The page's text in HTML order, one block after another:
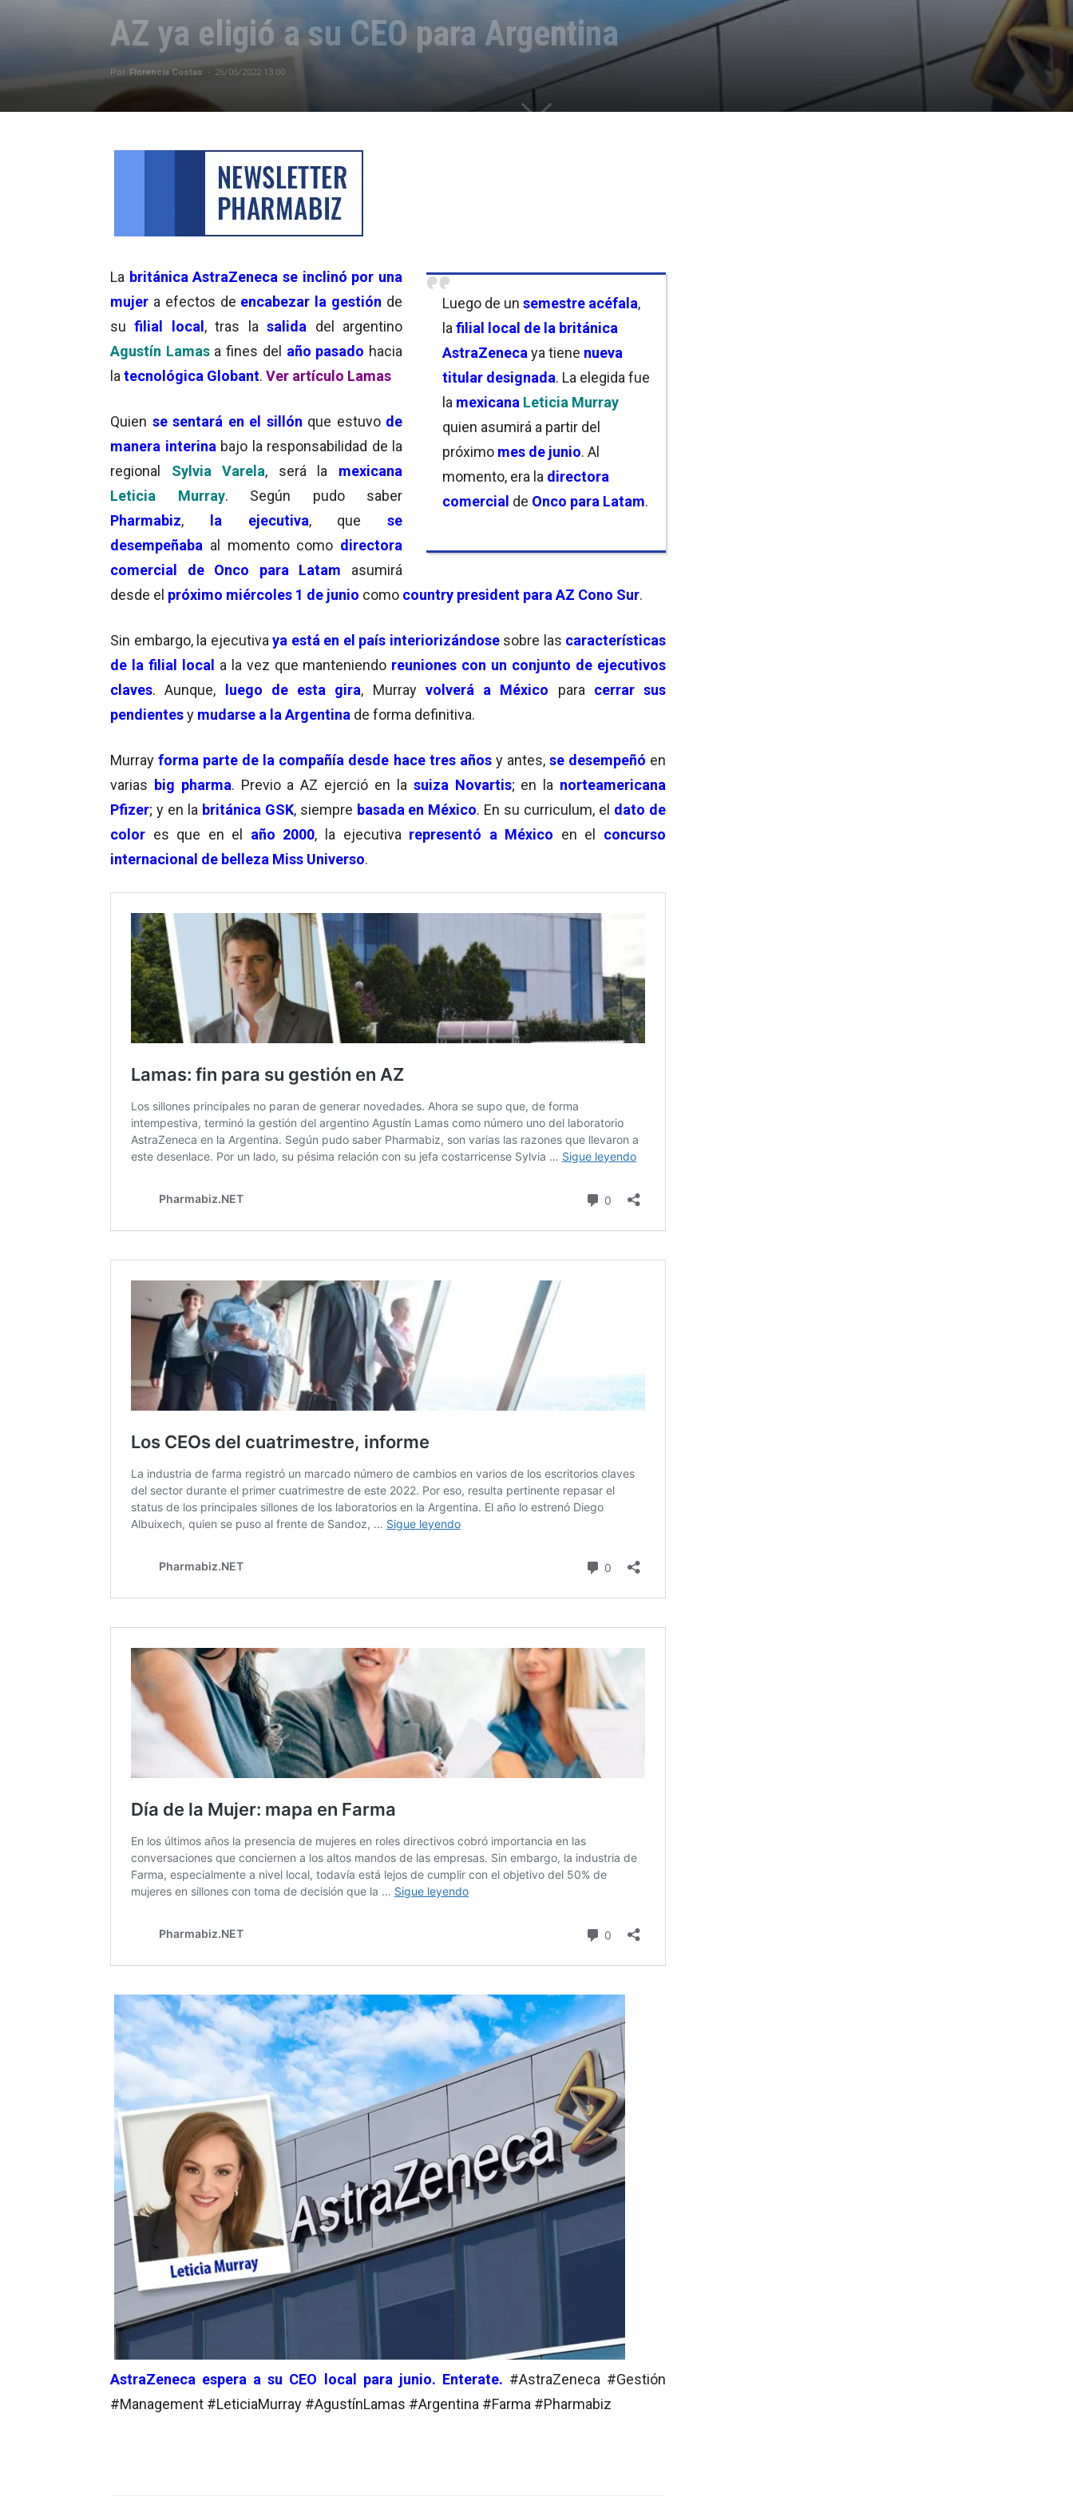
AZ ya eligió a su CEO para Argentina
Por Florencia Costas - 26/05/2022 13:00
Luego de un semestre acéfala,
la filial local de la británica
AstraZeneca ya tiene nueva
titular designada. La elegida fue
la mexicana Leticia Murray
quien asumirá a partir del
próximo mes de junio. Al
momento, era la directora
comercial de Onco para Latam.
La británica AstraZeneca se inclinó por una
mujer a efectos de encabezar la gestión de
sufilial local, tras lasalida del argentino
Agustín Lamasa fines del año pasado hacia
la tecnológica Globant. Ver artículo Lamas
Quien se sentará en el sillón que estuvo de
manera interina bajo la responsabilidad de la
regional Sylvia Varela, será la mexicana
Leticia Murray. Según pudo saber
Pharmabiz, la ejecutiva, que se
desempeñaba al momento como directora
comercial de Onco para Latam asumirá
desde el próximo miércoles 1 de junio como country president para AZ Cono Sur.
Sin embargo, la ejecutiva ya está en el país interiorizándosesobre las características
de la filial local a la vez que manteniendo reuniones con un conjunto de ejecutivos
claves. Aunque, luego de esta gira, Murray volverá a México para cerrar sus
pendientesy mudarse a la Argentina de forma definitiva.
Murrayforma parte de la compañía desde hace tres añosy antes, se desempeñó en
varias big pharma. Previo a AZ ejerció en la suiza Novartis; en la norteamericana
Pfizer; y en la británica GSK, siempre basada en México. En su curriculum, el dato de
color es que en el año 2000, la ejecutiva representó a México en el concurso
internacional de belleza Miss Universo.
AstraZeneca espera a su CEO local para junio. Enterate. #AstraZeneca #Gestión
#Management #LeticiaMurray #AgustínLamas #Argentina #Farma #Pharmabiz